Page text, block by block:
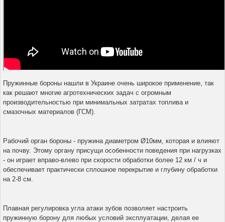
Пружинные бороны нашли в Украине очень широкое применение, так
как решают многие агротехнических задач с огромным
производительностью при минимальных затратах топлива и
смазочных материалов (ГСМ).
Рабочий орган бороны - пружина диаметром Ø10мм, которая и влияют
на почву. Этому органу присущи особенности поведения при нагрузках
- он играет вправо-влево при скорости обработки более 12 км / ч и
обеспечивает практически сплошное перекрытие и глубину обработки
на 2-8 см.
Плавная регулировка угла атаки зубов позволяет настроить
пружинную борону для любых условий эксплуатации, делая ее